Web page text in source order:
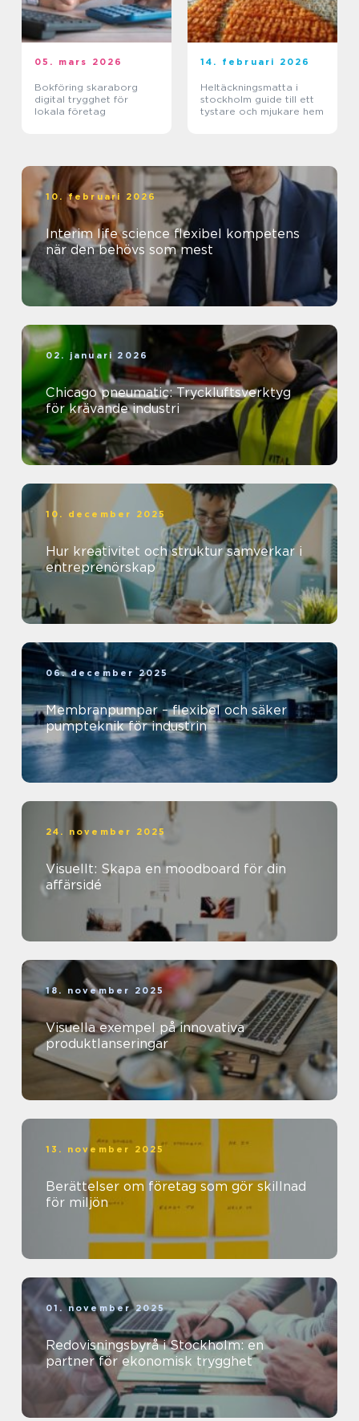
05. mars 2026
Bokföring skaraborg
digital trygghet för
lokala företag
14. februari 2026
Heltäckningsmatta i
stockholm guide till ett
tystare och mjukare hem
10. februari 2026
Interim life science flexibel kompetens
när den behövs som mest
02. januari 2026
Chicago pneumatic: Tryckluftsverktyg
för krävande industri
10. december 2025
Hur kreativitet och struktur samverkar i
entreprenörskap
06. december 2025
Membranpumpar – flexibel och säker
pumpteknik för industrin
24. november 2025
Visuellt: Skapa en moodboard för din
affärsidé
18. november 2025
Visuella exempel på innovativa
produktlanseringar
13. november 2025
Berättelser om företag som gör skillnad
för miljön
01. november 2025
Redovisningsbyrå i Stockholm: en
partner för ekonomisk trygghet